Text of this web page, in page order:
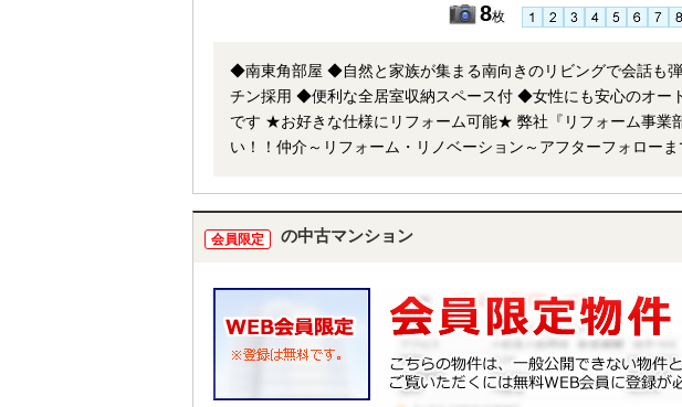
8枚
◆南東角部屋 ◆自然と家族が集まる南向きのリビングで会話も
チン採用 ◆便利な全居室収納スペース付 ◆女性にも安心のオー
です ★お好きな仕様にリフォーム可能★ 弊社『リフォーム事業部』もございますので、お気軽にご相談下さ
い！！仲介～リフォーム・リノベーション～アフターフォローまで
担当者までお申し付け下さい。
会員限定 の中古マンション